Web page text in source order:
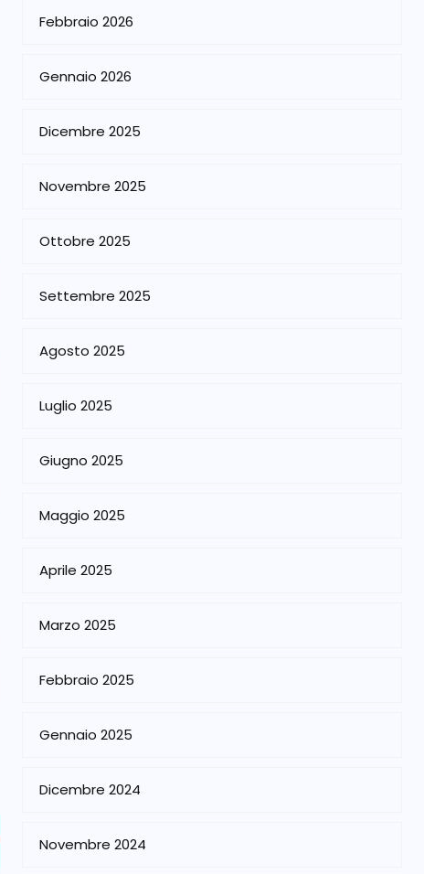
Febbraio 2026
Gennaio 2026
Dicembre 2025
Novembre 2025
Ottobre 2025
Settembre 2025
Agosto 2025
Luglio 2025
Giugno 2025
Maggio 2025
Aprile 2025
Marzo 2025
Febbraio 2025
Gennaio 2025
Dicembre 2024
Novembre 2024